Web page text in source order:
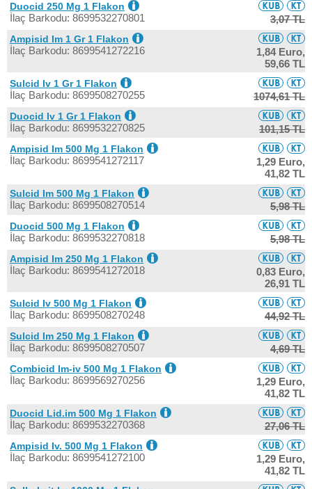
Duocid 250 Mg 1 Flakon
İlaç Barkodu: 8699532270801 3,07 TL
Ampisid Im 1 Gr 1 Flakon
İlaç Barkodu: 8699541272216
1,84 Euro,
59,66 TL
Sulcid Iv 1 Gr 1 Flakon
İlaç Barkodu: 8699508270255 1074,61 TL
Duocid Iv 1 Gr 1 Flakon
İlaç Barkodu: 8699532270825 101,15 TL
Ampisid Im 500 Mg 1 Flakon
İlaç Barkodu: 8699541272117
1,29 Euro,
41,82 TL
Sulcid Im 500 Mg 1 Flakon
İlaç Barkodu: 8699508270514 5,98 TL
Duocid 500 Mg 1 Flakon
İlaç Barkodu: 8699532270818 5,98 TL
Ampisid Im 250 Mg 1 Flakon
İlaç Barkodu: 8699541272018
0,83 Euro,
26,91 TL
Sulcid Iv 500 Mg 1 Flakon
İlaç Barkodu: 8699508270248 44,92 TL
Sulcid Im 250 Mg 1 Flakon
İlaç Barkodu: 8699508270507 4,69 TL
Combicid Im-iv 500 Mg 1 Flakon
İlaç Barkodu: 8699569270256
1,29 Euro,
41,82 TL
Duocid Lid.im 500 Mg 1 Flakon
İlaç Barkodu: 8699532270368 27,06 TL
Ampisid Iv. 500 Mg 1 Flakon
İlaç Barkodu: 8699541272100
1,29 Euro,
41,82 TL